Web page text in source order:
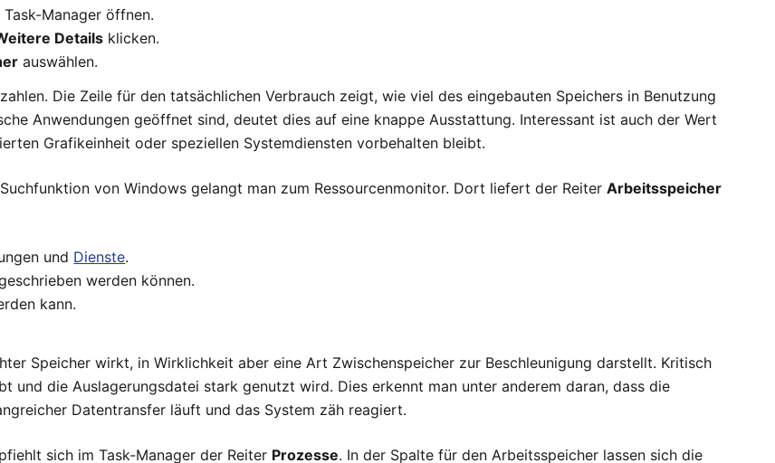
Task-Manager öffnen.
Details klicken.
auswählen.
Die Zeile für den tatsächlichen Verbrauch zeigt, wie viel des eingebauten Speichers in Benutzung
Anwendungen geöffnet sind, deutet dies auf eine knappe Ausstattung. Interessant ist auch der Wert
Grafikeinheit oder speziellen Systemdiensten vorbehalten bleibt.
von Windows gelangt man zum Ressourcenmonitor. Dort liefert der Reiter Arbeitsspeicher
und Dienste.
werden können.
kann.
Speicher wirkt, in Wirklichkeit aber eine Art Zwischenspeicher zur Beschleunigung darstellt. Kritisch
und die Auslagerungsdatei stark genutzt wird. Dies erkennt man unter anderem daran, dass die
Datentransfer läuft und das System zäh reagiert.
sich im Task-Manager der Reiter Prozesse. In der Spalte für den Arbeitsspeicher lassen sich die